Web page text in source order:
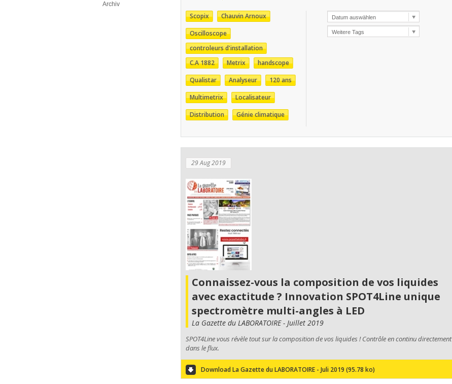
Archiv
Scopix
Chauvin Arnoux
Oscilloscope
controleurs d'installation
C.A 1882
Metrix
handscope
Qualistar
Analyseur
120 ans
Multimetrix
Localisateur
Distribution
Génie climatique
29 Aug 2019
Connaissez-vous la composition de vos liquides
avec exactitude ? Innovation SPOT4Line unique
spectromètre multi-angles à LED
La Gazette du LABORATOIRE - Juillet 2019
SPOT4Line vous révèle tout sur la composition de vos liquides ! Contrôle en continu directement
dans le flux.
Download La Gazette du LABORATOIRE - Juli 2019 (95.78 ko)